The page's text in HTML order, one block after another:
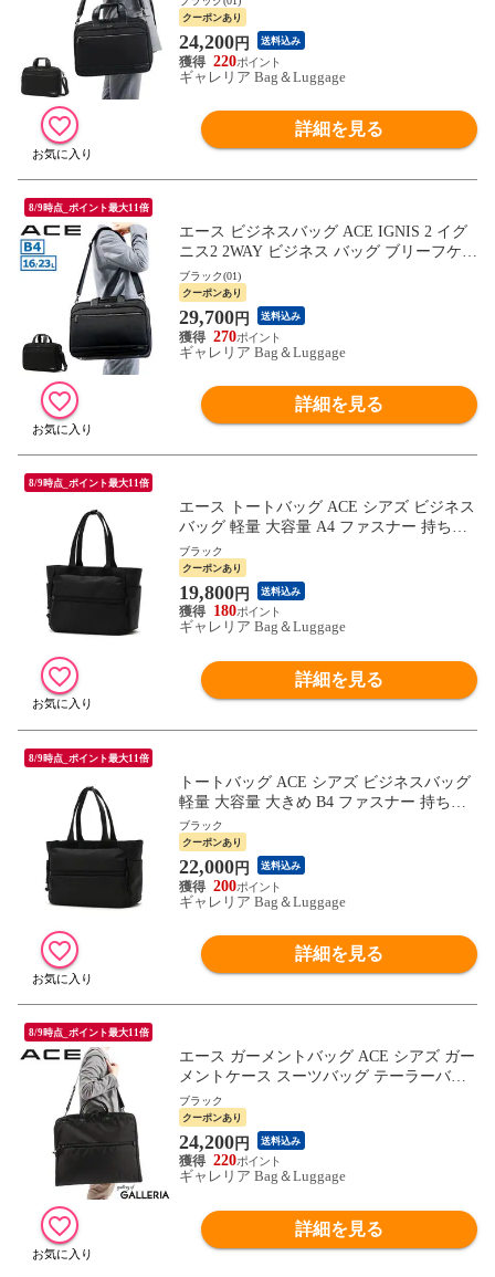
C 13.3インチ ノートPC 通勤 メンズ 15862
クーポンあり
24,200円 送料込み
220
ギャレリア Bag＆Luggage
詳細を見る
8/9時点_ポイント最大11倍
エース ビジネスバッグ ACE IGNIS 2 イグ
ニス2 2WAY ビジネス バッグ ブリーフケー
ス ショルダー ショルダーバッグ ナイロン
16L 23L B4 A4 PC 13.3インチ 通勤 2層 マ
チ拡張 メンズ 15863
ブラック(01)
クーポンあり
29,700円 送料込み
270
ギャレリア Bag＆Luggage
詳細を見る
8/9時点_ポイント最大11倍
エース トートバッグ ACE シアズ ビジネス
バッグ 軽量 大容量 A4 ファスナー 持ち手
長め 肩掛け PC収納 トート バッグ 底鋲 ビ
ジネス 通勤 出張 旅行 シンプル メンズ レ
ディース 10362 10372
ブラック
クーポンあり
19,800円 送料込み
180
ギャレリア Bag＆Luggage
詳細を見る
8/9時点_ポイント最大11倍
トートバッグ ACE シアズ ビジネスバッグ
軽量 大容量 大きめ B4 ファスナー 持ち手
長め 肩掛け PC収納 トート バッグ 底鋲 ビ
ジネス 通勤 出張 旅行 シンプル メンズ レ
ディース 10363 10373
ブラック
クーポンあり
22,000円 送料込み
200
ギャレリア Bag＆Luggage
詳細を見る
8/9時点_ポイント最大11倍
エース ガーメントバッグ ACE シアズ ガー
メントケース スーツバッグ テーラーバッ
グ ショルダー 斜めがけ 二つ折り ハンガー
セットアップ 礼服 スーツ スーツ入れ 出張
ビジネス 冠婚葬祭 メンズ 10365 10375
ブラック
クーポンあり
24,200円 送料込み
220
ギャレリア Bag＆Luggage
詳細を見る